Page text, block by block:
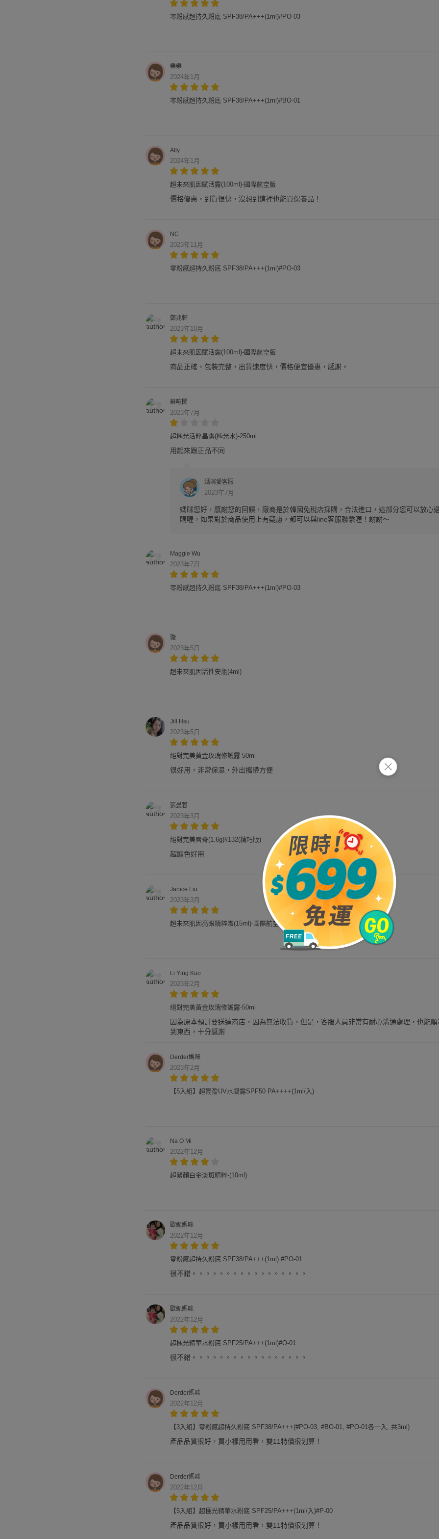
零粉感超持久粉底 SPF38/PA+++(1ml)#PO-03
樂樂
2024年1月
零粉感超持久粉底 SPF38/PA+++(1ml)#BO-01
Ally
2024年1月
超未來肌因賦活露(100ml)-國際航空版
價格優惠，到貨很快，沒想到這裡也能買保養品！
NC
2023年11月
零粉感超持久粉底 SPF38/PA+++(1ml)#PO-03
鄭兆軒
2023年10月
超未來肌因賦活露(100ml)-國際航空版
商品正確，包裝完整，出貨速度快，價格便宜優惠，感謝。
蘇暄閔
2023年7月
超極光活粹晶露(極光水)-250ml
用起來跟正品不同
媽咪愛客服
2023年7月
媽咪您好，感謝您的回饋，廠商是於韓國免稅店採購，合法進口，這部分您可以放心
購喔，如果對於商品使用上有疑慮，都可以與line客服聯繫喔！謝謝～
Maggie Wu
2023年7月
零粉感超持久粉底 SPF38/PA+++(1ml)#PO-03
璇
2023年5月
超未來肌因活性安瓶(4ml)
Jill Hsu
2023年5月
絕對完美黃金玫瑰修護露-50ml
很好用，非常保濕，外出攜帶方便
張曼蓉
2023年3月
絕對完美唇膏(1.6g)#132(精巧版)
超顯色好用
Janice Liu
2023年3月
超未來肌因亮眼精粹霜(15ml)-國際航空版
Li Ying Kuo
2023年2月
絕對完美黃金玫瑰修護露-50ml
因為原本預計要送達商店，因為無法收貨，但是，客服人員非常有耐心溝通處理，也能順
到東西，十分感謝
Derder媽咪
2023年2月
【5入組】超輕盈UV水凝露SPF50 PA++++(1ml/入)
Na O Mi
2022年12月
超緊顏白金淡斑精粹-(10ml)
歐妮媽咪
2022年12月
零粉感超持久粉底 SPF38/PA+++(1ml) #PO-01
很不錯。。。。。。。。。。。。。。。。。
歐妮媽咪
2022年12月
超極光精華水粉底 SPF25/PA+++(1ml)#O-01
很不錯。。。。。。。。。。。。。。。。。
Derder媽咪
2022年12月
【3入組】零粉感超持久粉底 SPF38/PA+++(#PO-03, #BO-01, #PO-01各一入, 共3ml)
產品品質很好，買小樣用用看，雙11特價很划算！
Derder媽咪
2022年12月
【5入組】超極光精華水粉底 SPF25/PA+++(1ml/入)#P-00
產品品質很好，買小樣用用看，雙11特價很划算！